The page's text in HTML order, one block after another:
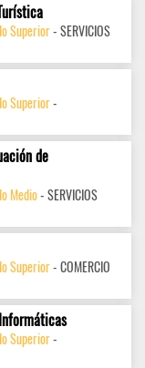
Superior- SERVICIOS
Superior-
de
Medio- SERVICIOS
Superior- COMERCIO
Superior-